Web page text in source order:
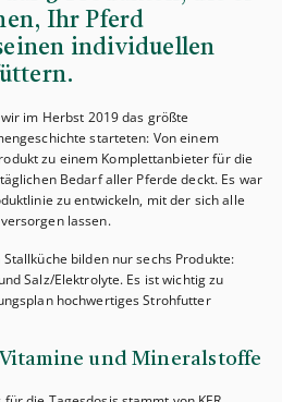
Ihr Pferd
individuellen
im Herbst 2019 das größte
starteten: Von einem
zu einem Komplettanbieter für die
Bedarf aller Pferde deckt. Es war
zu entwickeln, mit der sich alle
lassen.
bilden nur sechs Produkte:
Salz/Elektrolyte. Es ist wichtig zu
hochwertiges Strohfutter
und Mineralstoffe